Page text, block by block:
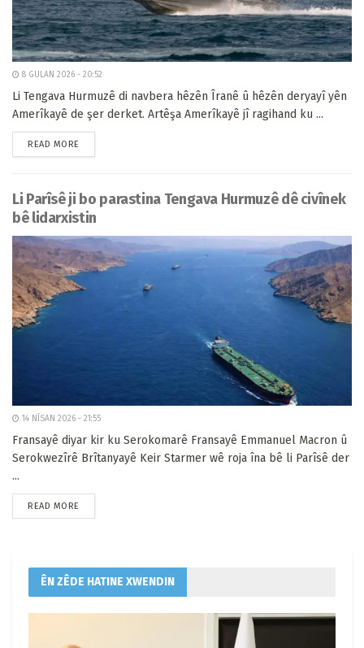
8 GULAN 2026 - 20:52
Li Tengava Hurmuzê di navbera hêzên Îranê û hêzên deryayî yên
Amerîkayê de şer derket. Artêşa Amerîkayê jî ragihand ku ...
READ MORE
Li Parîsê ji bo parastina Tengava Hurmuzê dê civînek
bê lidarxistin
14 NÎSAN 2026 - 21:55
Fransayê diyar kir ku Serokomarê Fransayê Emmanuel Macron û
Serokwezîrê Brîtanyayê Keir Starmer wê roja îna bê li Parîsê der
...
READ MORE
ÊN ZÊDE HATINE XWENDIN